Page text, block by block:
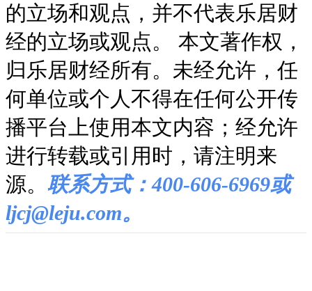
的立场和观点，并不代表乐居财
经的立场或观点。 本文著作权，
归乐居财经所有。未经允许，任
何单位或个人不得在任何公开传
播平台上使用本文内容；经允许
进行转载或引用时，请注明来
源。 联系方式：400-606-6969或
ljcj@leju.com。